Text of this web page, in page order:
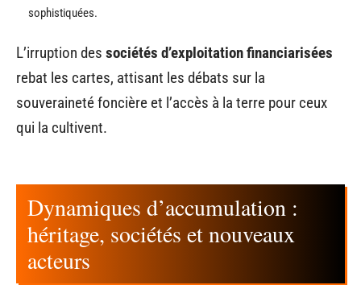
sophistiquées.
L’irruption des sociétés d’exploitation financiarisées
rebat les cartes, attisant les débats sur la
souveraineté foncière et l’accès à la terre pour ceux
qui la cultivent.
Dynamiques d’accumulation :
héritage, sociétés et nouveaux
acteurs